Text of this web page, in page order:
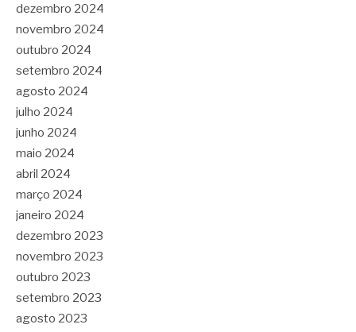
dezembro 2024
novembro 2024
outubro 2024
setembro 2024
agosto 2024
julho 2024
junho 2024
maio 2024
abril 2024
março 2024
janeiro 2024
dezembro 2023
novembro 2023
outubro 2023
setembro 2023
agosto 2023